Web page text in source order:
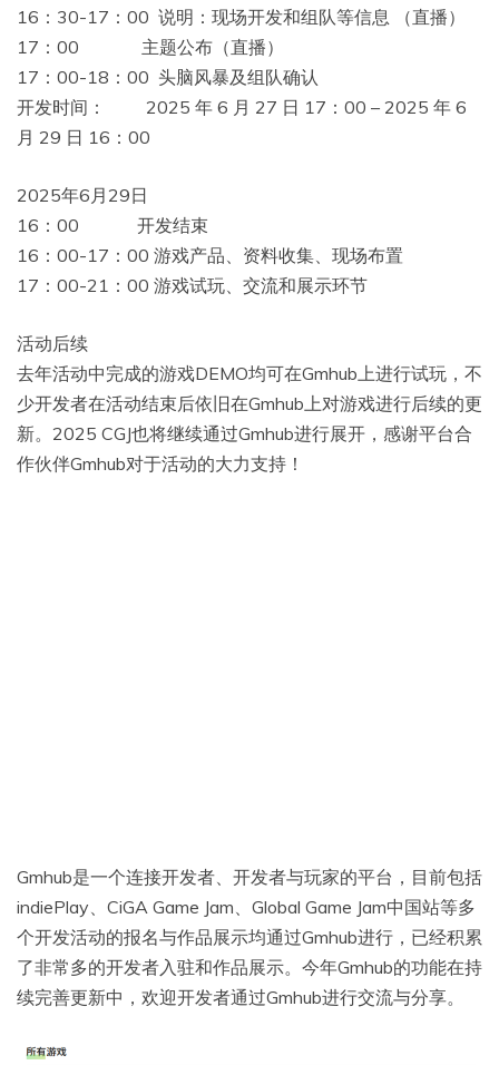
16：30-17：00 说明：现场开发和组队等信息 （直播）
17：00 主题公布（直播）
17：00-18：00 头脑风暴及组队确认
开发时间： 2025 年 6 月 27 日 17：00 – 2025 年 6
月 29 日 16：00
2025年6月29日
16：00 开发结束
16：00-17：00 游戏产品、资料收集、现场布置
17：00-21：00 游戏试玩、交流和展示环节
活动后续
去年活动中完成的游戏DEMO均可在Gmhub上进行试玩，不
少开发者在活动结束后依旧在Gmhub上对游戏进行后续的更
新。2025 CGJ也将继续通过Gmhub进行展开，感谢平台合
作伙伴Gmhub对于活动的大力支持！
Gmhub是一个连接开发者、开发者与玩家的平台，目前包括
indiePlay、CiGA Game Jam、Global Game Jam中国站等多
个开发活动的报名与作品展示均通过Gmhub进行，已经积累
了非常多的开发者入驻和作品展示。今年Gmhub的功能在持
续完善更新中，欢迎开发者通过Gmhub进行交流与分享。